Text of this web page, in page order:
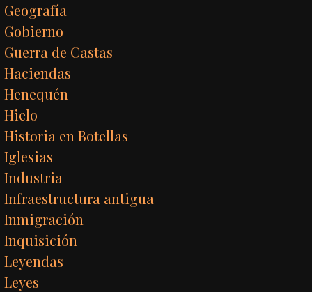
Geografía
Gobierno
Guerra de Castas
Haciendas
Henequén
Hielo
Historia en Botellas
Iglesias
Industria
Infraestructura antigua
Inmigración
Inquisición
Leyendas
Leyes